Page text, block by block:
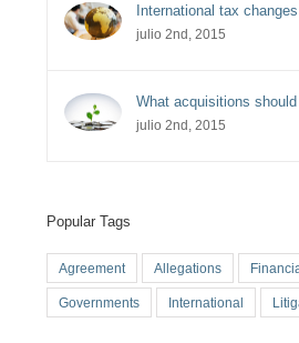
International tax changes
julio 2nd, 2015
What acquisitions
julio 2nd, 2015
Popular Tags
Agreement Allegations
Governments International